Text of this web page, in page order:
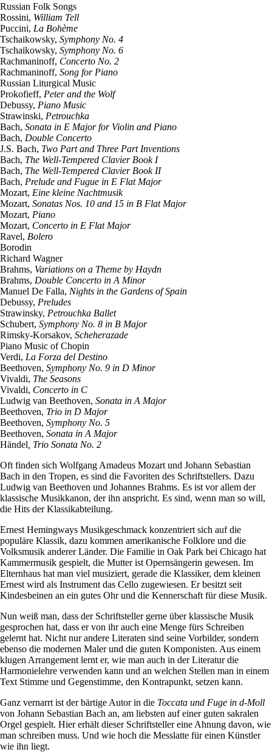
Russian Folk Songs
Rossini, William Tell
Puccini, La Bohème
Tschaikowsky, Symphony No. 4
Tschaikowsky, Symphony No. 6
Rachmaninoff, Concerto No. 2
Rachmaninoff, Song for Piano
Russian Liturgical Music
Prokofieff, Peter and the Wolf
Debussy, Piano Music
Strawinski, Petrouchka
Bach, Sonata in E Major for Violin and Piano
Bach, Double Concerto
J.S. Bach, Two Part and Three Part Inventions
Bach, The Well-Tempered Clavier Book I
Bach, The Well-Tempered Clavier Book II
Bach, Prelude and Fugue in E Flat Major
Mozart, Eine kleine Nachtmusik
Mozart, Sonatas Nos. 10 and 15 in B Flat Major
Mozart, Piano
Mozart, Concerto in E Flat Major
Ravel, Bolero
Borodin
Richard Wagner
Brahms, Variations on a Theme by Haydn
Brahms, Double Concerto in A Minor
Manuel De Falla, Nights in the Gardens of Spain
Debussy, Preludes
Strawinsky, Petrouchka Ballet
Schubert, Symphony No. 8 in B Major
Rimsky-Korsakov, Scheherazade
Piano Music of Chopin
Verdi, La Forza del Destino
Beethoven, Symphony No. 9 in D Minor
Vivaldi, The Seasons
Vivaldi, Concerto in C
Ludwig van Beethoven, Sonata in A Major
Beethoven, Trio in D Major
Beethoven, Symphony No. 5
Beethoven, Sonata in A Major
Händel , Trio Sonata No. 2
Oft finden sich Wolfgang Amadeus Mozart und Johann Sebastian
Bach in den Tropen, es sind die Favoriten des Schriftstellers. Dazu
Ludwig van Beethoven und Johannes Brahms. Es ist vor allem der
klassische Musikkanon, der ihn anspricht. Es sind, wenn man so will,
die Hits der Klassikabteilung.
Ernest Hemingways Musikgeschmack konzentriert sich auf die
populäre Klassik, dazu kommen amerikanische Folklore und die
Volksmusik anderer Länder. Die Familie in Oak Park bei Chicago hat
Kammermusik gespielt, die Mutter ist Opernsängerin gewesen. Im
Elternhaus hat man viel musiziert, gerade die Klassiker, dem kleinen
Ernest wird als Instrument das Cello zugewiesen. Er besitzt seit
Kindesbeinen an ein gutes Ohr und die Kennerschaft für diese Musik.
Nun weiß man, dass der Schriftsteller gerne über klassische Musik
gesprochen hat, dass er von ihr auch eine Menge fürs Schreiben
gelernt hat. Nicht nur andere Literaten sind seine Vorbilder, sondern
ebenso die modernen Maler und die guten Komponisten. Aus einem
klugen Arrangement lernt er, wie man auch in der Literatur die
Harmonielehre verwenden kann und an welchen Stellen man in einem
Text Stimme und Gegenstimme, den Kontrapunkt, setzen kann.
Ganz vernarrt ist der bärtige Autor in die Toccata und Fuge in d-Moll
von Johann Sebastian Bach an, am liebsten auf einer guten sakralen
Orgel gespielt. Hier erhält dieser Schriftsteller eine Ahnung davon, wie
man schreiben muss. Und wie hoch die Messlatte für einen Künstler
wie ihn liegt.